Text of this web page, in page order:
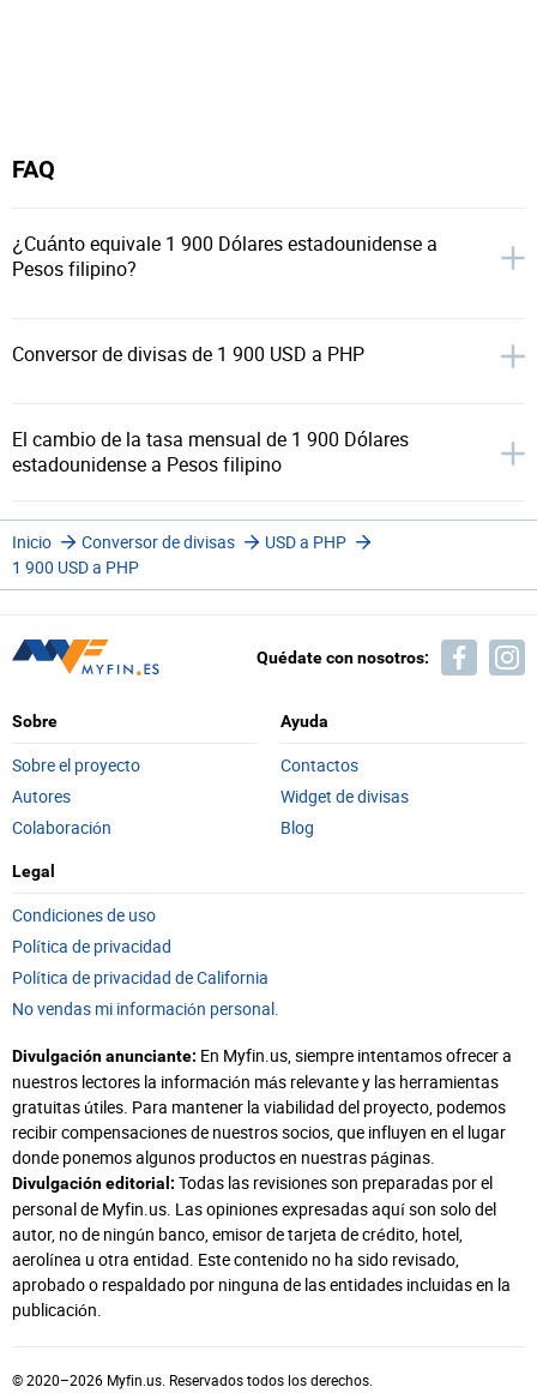
FAQ
¿Cuánto equivale 1 900 Dólares estadounidense a
Pesos filipino?
Conversor de divisas de 1 900 USD a PHP
El cambio de la tasa mensual de 1 900 Dólares
estadounidense a Pesos filipino
Inicio Conversor de divisas
USD a PHP
1 900 USD a PHP
Quédate con nosotros:
Sobre
Sobre el proyecto
Autores
Colaboración
Ayuda
Contactos
Widget de divisas
Blog
Legal
Condiciones de uso
Política de privacidad
Política de privacidad de California
No vendas mi información personal.
Divulgación anunciante: En Myfin.us, siempre intentamos ofrecer a
nuestros lectores la información más relevante y las herramientas
gratuitas útiles. Para mantener la viabilidad del proyecto, podemos
recibir compensaciones de nuestros socios, que influyen en el lugar
donde ponemos algunos productos en nuestras páginas.
Divulgación editorial: Todas las revisiones son preparadas por el
personal de Myfin.us. Las opiniones expresadas aquí son solo del
autor, no de ningún banco, emisor de tarjeta de crédito, hotel,
aerolínea u otra entidad. Este contenido no ha sido revisado,
aprobado o respaldado por ninguna de las entidades incluidas en la
publicación.
© 2020–2026 Myfin.us. Reservados todos los derechos.